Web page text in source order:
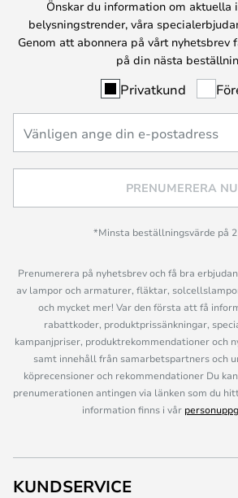
Önskar du information om aktuella
belysningstrender, våra
Genom att abonnera på vårt nyhetsbrev
på din nästa
Privatkund
PRENUMERERA NU
*Minsta beställningsvärde på 2
Prenumerera på nyhetsbrev och få bra
av lampor och armaturer, fläktar,
och mycket mer! Var den första att få
rabattkoder, produktprissänkningar,
kampanjpriser, produktrekommendationer och
samt innehåll från samarbetspartners och
köprecensioner och rekommendationer Du
prenumerationen antingen via länken som du
information finns i vår
KUNDSERVICE